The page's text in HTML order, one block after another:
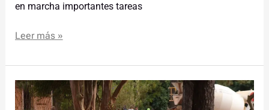
en marcha importantes tareas
Leer más »
Obras
Públicas: